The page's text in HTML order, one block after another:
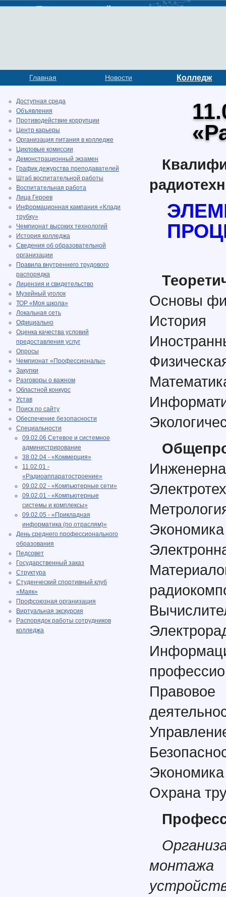
Главная Новости Колледж
Доступная среда
Объявления
Противодействие коррупции
Центр карьеры
Организация питания в колледже
Цикловые комиссии
Демонстрационный экзамен
График дежурства преподавателей
Штаб воспитательной работы
Воспитательная работа
Лица Героев
Информационная кампания «Клади
трубку»
Чемпионат высоких технологий
История колледжа
Сведения об образовательной
организации
Правила внутреннего трудового
распорядка
Лицензия и свидетельство
Музейный уголок
ТОР «Моя школа»
Локальная сеть
Официально
Оценка качества условий
предоставления услуг
Опросы
Чемпионат «Профессионалы»
Закупки
Разговоры о важном
Областной конкурс
Устав
Поиск по сайту
Обеспечение безопасности
Специальности
09.02.06 Сетевое и системное
администрирование
38.02.04 - «Коммерция»
11.02.01 -
«Радиоаппаратостроение»
09.02.02 - «Компьютерные сети»
09.02.01 - «Компьютерные
системы и комплексы»
09.02.05 - «Прикладная
информатика (по отраслям)»
День среднего профессионального
образования
Педсовет
Государственный заказ
Структура
Студенческий спортивный клуб
«Маяк»
Профсоюзная организация
Виртуальная экскурсия
Распорядок работы сотрудников
колледжа
Основы
История
Экономика
Охрана